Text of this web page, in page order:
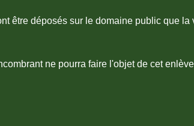
être déposés sur le domaine public que la
ne pourra faire l'objet de cet